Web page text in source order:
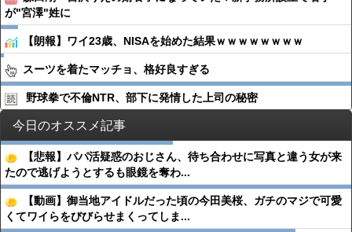
が"宮澤"姓に
【朗報】ワイ23歳、NISAを始めた結果ｗｗｗｗｗｗｗｗ
スーツを着たマッチョ、格好良すぎる
野球拳で不倫NTR、部下に発情した上司の秘密
今日のオススメ記事
【悲報】パパ活疑惑のおじさん、待ち合わせに写真と違う女が来
たので逃げようとするも眼鏡を奪わ...
【動画】御当地アイドルだった頃の今田美桜、ガチのマジで可愛
くてワイらをびびらせまくってしま...